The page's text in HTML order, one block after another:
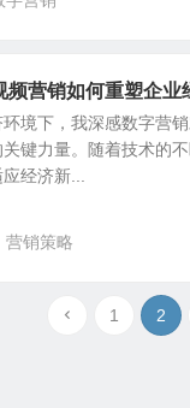
频营销如何重塑企业
境下，我深感数字营
键力量。随着技术的
经济新...
营销策略
1 2